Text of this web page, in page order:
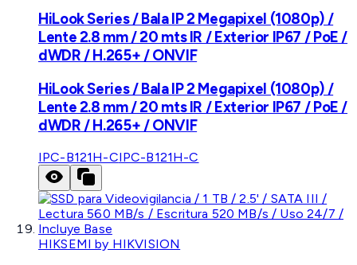
HiLook Series / Bala IP 2 Megapixel (1080p) /
Lente 2.8 mm / 20 mts IR / Exterior IP67 / PoE /
dWDR / H.265+ / ONVIF
HiLook Series / Bala IP 2 Megapixel (1080p) /
Lente 2.8 mm / 20 mts IR / Exterior IP67 / PoE /
dWDR / H.265+ / ONVIF
IPC-B121H-CIPC-B121H-C
HIKSEMI by HIKVISION